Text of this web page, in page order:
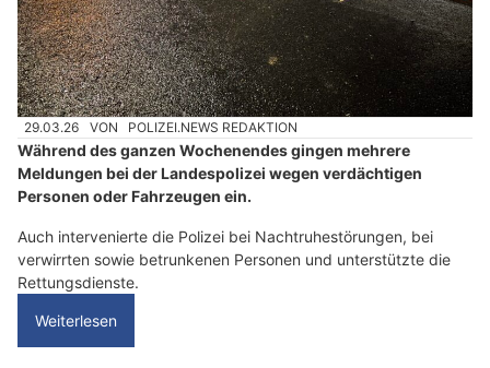
29.03.26 VON POLIZEI.NEWS REDAKTION
Während des ganzen Wochenendes gingen mehrere
Meldungen bei der Landespolizei wegen verdächtigen
Personen oder Fahrzeugen ein.
Auch intervenierte die Polizei bei Nachtruhestörungen, bei
verwirrten sowie betrunkenen Personen und unterstützte die
Rettungsdienste.
Weiterlesen